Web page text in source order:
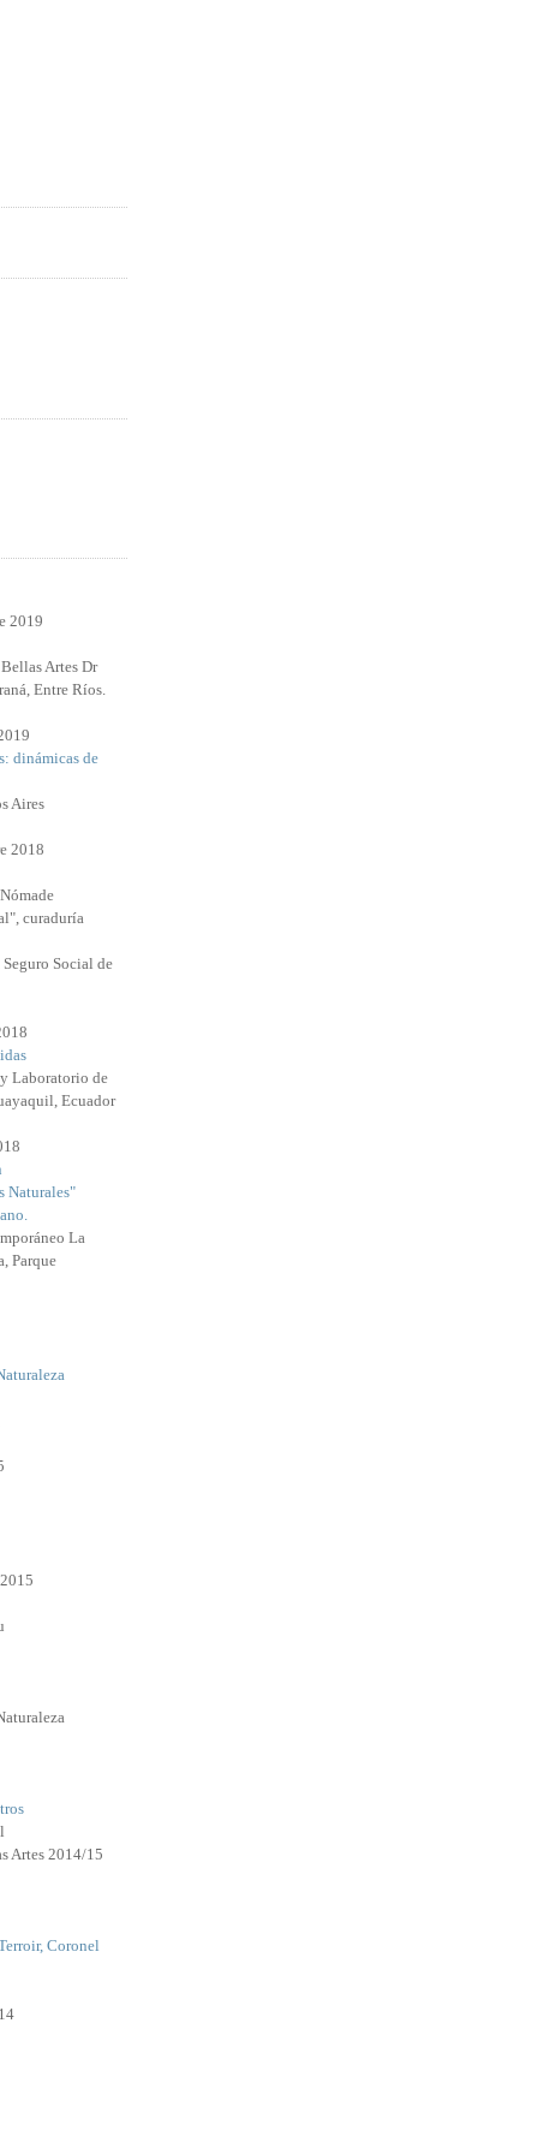
2019
Artes Dr
Entre Ríos.
dinámicas de
Aires
2018
curaduría
Social de
Laboratorio de
Ecuador
Naturales"
La
Parque
Artes 2014/15
Coronel